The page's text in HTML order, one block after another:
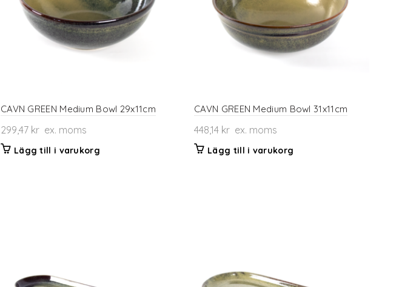
CAVN GREEN Medium Bowl 29x11cm
299,47 krex. moms
Lägg till i varukorg
CAVN GREEN Medium Bowl 31x11cm
448,14 kr ex. moms
Lägg till i varukorg